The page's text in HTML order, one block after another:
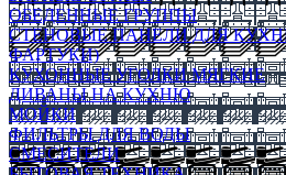
ОБЕДЕННЫЕ ГРУППЫ
СТЕНОВЫЕ ПАНЕЛИ ДЛЯ
ФАРТУКИ)
КУХОННЫЕ УГОЛКИ МЯГКИЕ
ДИВАНЫ НА КУХНЮ
МОЙКИ
ФИЛЬТРЫ ДЛЯ ВОДЫ
СМЕСИТЕЛИ